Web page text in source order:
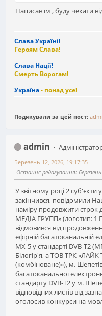
Написав їм , буду чекати
Слава Україні!
Героям Слава!
Слава Нації!
Смерть Ворогам!
Україна- понад усе!
Подякували за цей пост:
admin
Березень 12, 2026, 19:17:35
Останнє редагування:
У звітному році 2 суб'єкти
закінчився, повідомили
наміру продовжити строк
МЕДІА ГРУПП» (логотип: 1
відмовився від
ефірній багатоканальній
МХ-5 у стандарті DVB-T2
Білогір'я, а ТОВ ТРК «ЛАЙК
(комбіноване)»), м.
багатоканальної
стандарту DVB-T2 у м.
відповідних листів від
оголосив конкурси на